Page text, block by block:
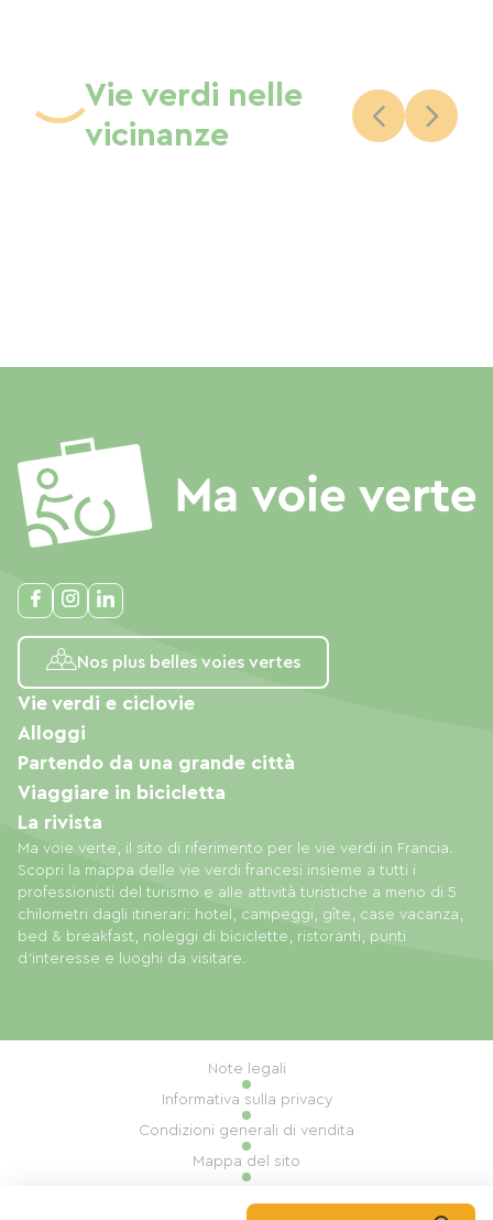
Vie verdi nelle
vicinanze
Nos plus belles voies vertes
Ma voie verte, il sito di riferimento per le vie verdi in Francia.
Scopri la mappa delle vie verdi francesi insieme a tutti i
professionisti del turismo e alle attività turistiche a meno di 5
chilometri dagli itinerari: hotel, campeggi, gîte, case vacanza,
bed & breakfast, noleggi di biciclette, ristoranti, punti
d'interesse e luoghi da visitare.
Vie verdi e ciclovie
Alloggi
Partendo da una grande città
Viaggiare in bicicletta
La rivista
Note legali
Informativa sulla privacy
Condizioni generali di vendita
Mappa del sito